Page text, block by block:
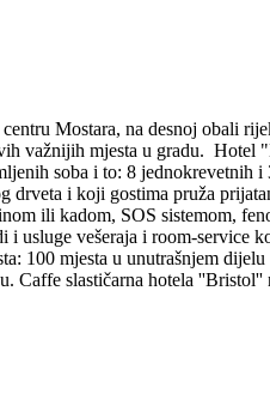
Mostara, na desnoj obali
važnijih mjesta u gradu.
soba i to: 8 jednokrevetnih
drveta i koji gostima pruža
ili kadom, SOS sistemom,
usluge vešeraja i room-service
100 mjesta u unutrašnjem
Caffe slastičarna hotela